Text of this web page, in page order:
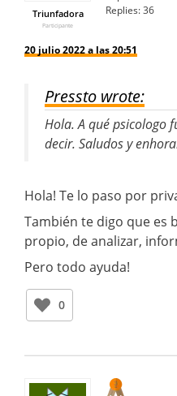
Triunfadora
Participante
Replies:36
20 julio 2022 a las 20:51
Pressto wrote:
Hola. A qué psicologo
decir. Saludos y
Hola! Te lo paso por
También te digo que es
propio, de analizar,
Pero todo ayuda!
0